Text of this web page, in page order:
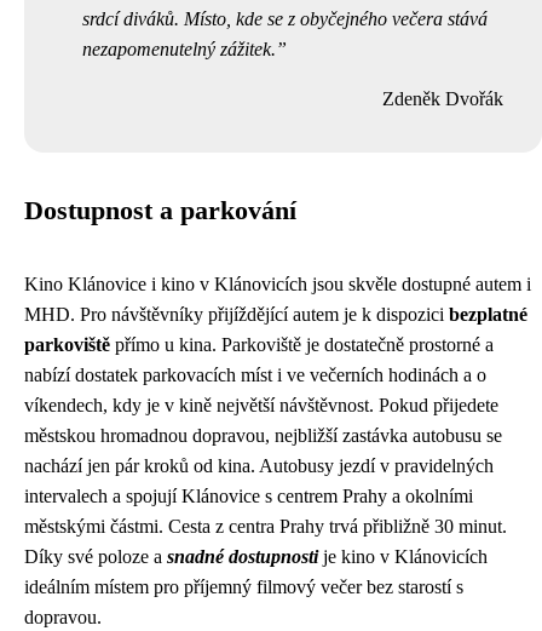
srdcí diváků. Místo, kde se z obyčejného večera stává
nezapomenutelný zážitek.
Zdeněk Dvořák
Dostupnost a parkování
Kino Klánovice i kino v Klánovicích jsou skvěle dostupné autem i
MHD. Pro návštěvníky přijíždějící autem je k dispozici bezplatné
parkoviště přímo u kina. Parkoviště je dostatečně prostorné a
nabízí dostatek parkovacích míst i ve večerních hodinách a o
víkendech, kdy je v kině největší návštěvnost. Pokud přijedete
městskou hromadnou dopravou, nejbližší zastávka autobusu se
nachází jen pár kroků od kina. Autobusy jezdí v pravidelných
intervalech a spojují Klánovice s centrem Prahy a okolními
městskými částmi. Cesta z centra Prahy trvá přibližně 30 minut.
Díky své poloze a snadné dostupnostije kino v Klánovicích
ideálním místem pro příjemný filmový večer bez starostí s
dopravou.